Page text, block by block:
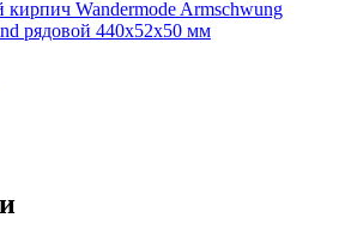
Wandermode Armschwung
рядовой 440x52x50 мм